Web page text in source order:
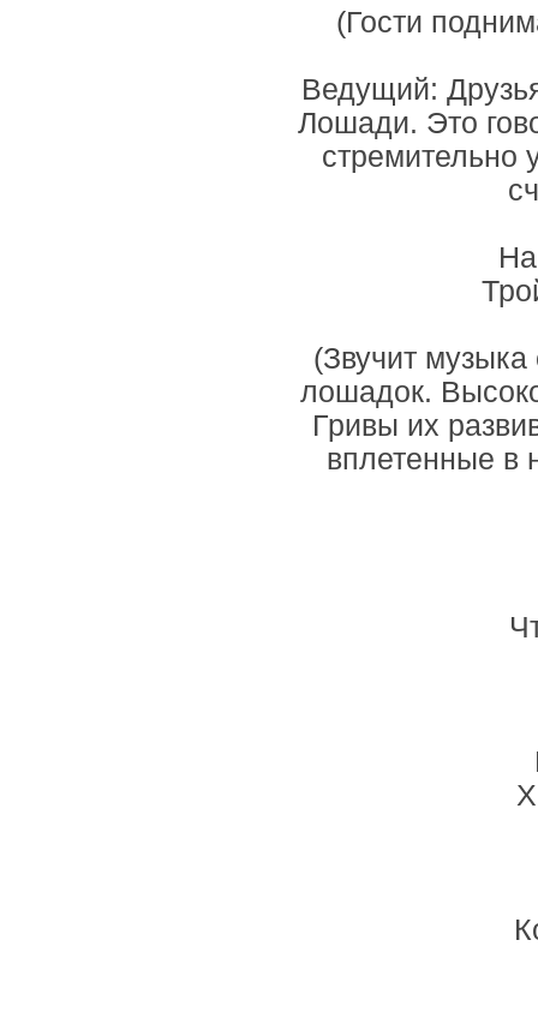
(Гости
Ведущий:
Лошади. Это
стремительно
(Звучит
лошадок.
Гривы их
вплетенные в